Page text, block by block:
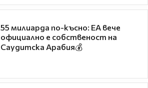
55 милиарда по-късно: EA вече
официално е собственост на
Саудитска Арабия💰